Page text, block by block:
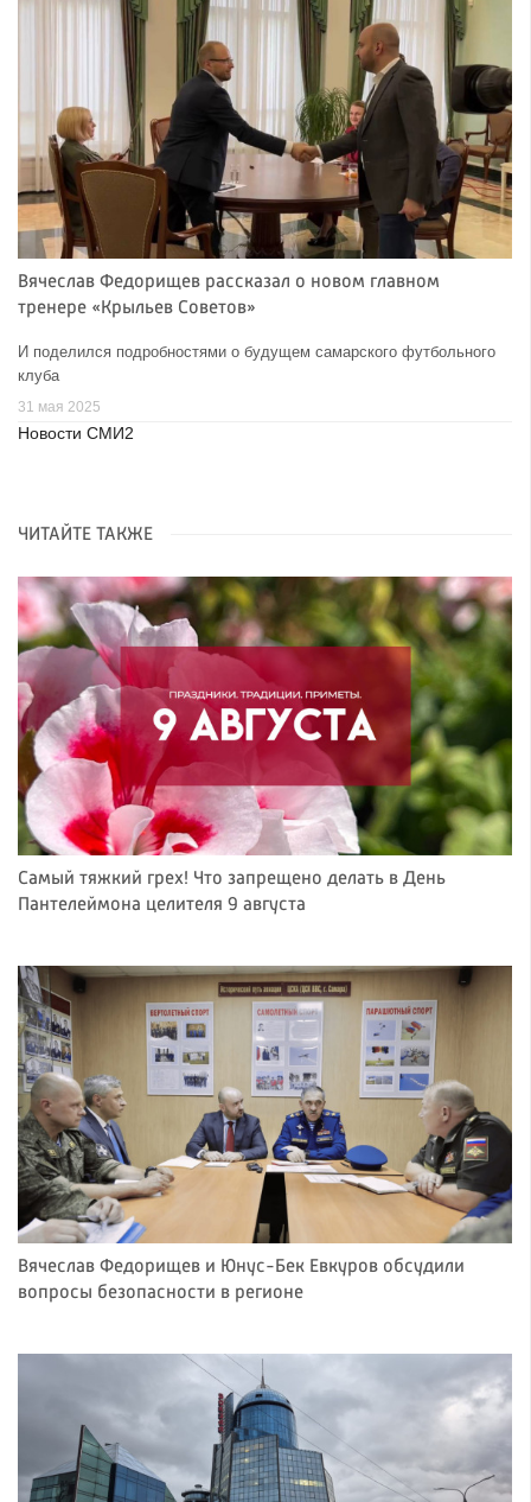
Вячеслав Федорищев рассказал о новом главном
тренере «Крыльев Советов»
И поделился подробностями о будущем самарского футбольного
клуба
31 мая 2025
Новости СМИ2
ЧИТАЙТЕ ТАКЖЕ
Самый тяжкий грех! Что запрещено делать в День
Пантелеймона целителя 9 августа
Вячеслав Федорищев и Юнус-Бек Евкуров обсудили
вопросы безопасности в регионе